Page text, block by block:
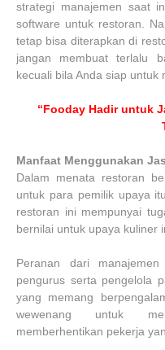
strategi manajemen saat
software untuk restoran.
tetap bisa diterapkan di
jangan membuat terlalu
kecuali bila Anda siap untuk
“Fooday Hadir untuk
Manfaat Menggunakan
Dalam menata restoran
untuk para pemilik upaya
restoran ini mempunyai
bernilai untuk upaya kuliner
Peranan dari
pengurus serta pengelola
yang memang
wewenang untuk
memberhentikan pekerja